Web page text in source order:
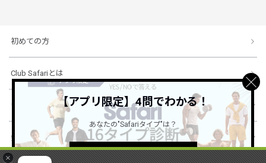
×
初めての方
Club Safariとは
ショッピングガイド
会社概要・規約
【アプリ限定】4問でわかる！
あなたの"Safariタイプ"は？
詳しくはこちら ＞